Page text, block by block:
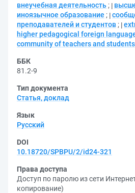
внеучебная деятельность ;
иноязычное образование ;
преподавателей и студентов ;
higher pedagogical foreign
community of teachers and students
ББК
81.2-9
Тип документа
Статья, доклад
Язык
Русский
DOI
10.18720/SPBPU/2/id24-321
Права доступа
Доступ по паролю из сети
копирование)